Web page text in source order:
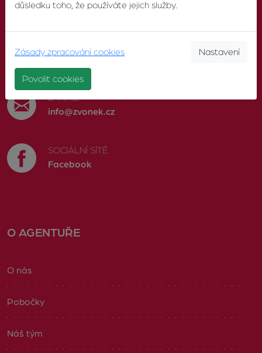
KONTAKTUJTE NÁS
603 246 680
E-MAIL
info@zvonek.cz
SOCIÁLNÍ SÍTĚ
Facebook
O AGENTUŘE
O nás
Pobočky
Náš tým
důsledku toho, že používáte jejich služby.
Zásady zpracování cookies Nastavení
Povolit cookies